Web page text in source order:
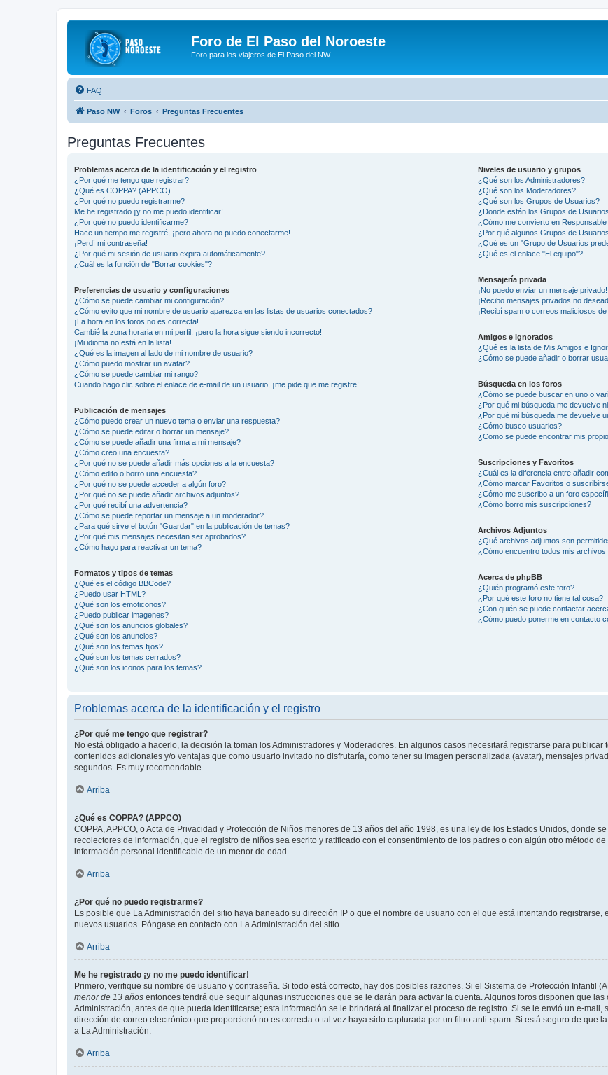
Foro de El Paso del Noroeste
Foro para los viajeros de El Paso del NW
FAQ
Paso NW Foros Preguntas Frecuentes
Preguntas Frecuentes
Problemas acerca de la identificación y el registro
¿Por qué me tengo que registrar?
¿Qué es COPPA? (APPCO)
¿Por qué no puedo registrarme?
Me he registrado ¡y no me puedo identificar!
¿Por qué no puedo identificarme?
Hace un tiempo me registré, ¡pero ahora no puedo conectarme!
¡Perdí mi contraseña!
¿Por qué mi sesión de usuario expira automáticamente?
¿Cuál es la función de "Borrar cookies"?
Preferencias de usuario y configuraciones
¿Cómo se puede cambiar mi configuración?
¿Cómo evito que mi nombre de usuario aparezca en las listas de usuarios conectados?
¡La hora en los foros no es correcta!
Cambié la zona horaria en mi perfil, ¡pero la hora sigue siendo incorrecto!
¡Mi idioma no está en la lista!
¿Qué es la imagen al lado de mi nombre de usuario?
¿Cómo puedo mostrar un avatar?
¿Cómo se puede cambiar mi rango?
Cuando hago clic sobre el enlace de e-mail de un usuario, ¡me pide que me registre!
Publicación de mensajes
¿Cómo puedo crear un nuevo tema o enviar una respuesta?
¿Cómo se puede editar o borrar un mensaje?
¿Cómo se puede añadir una firma a mi mensaje?
¿Cómo creo una encuesta?
¿Por qué no se puede añadir más opciones a la encuesta?
¿Cómo edito o borro una encuesta?
¿Por qué no se puede acceder a algún foro?
¿Por qué no se puede añadir archivos adjuntos?
¿Por qué recibí una advertencia?
¿Cómo se puede reportar un mensaje a un moderador?
¿Para qué sirve el botón "Guardar" en la publicación de temas?
¿Por qué mis mensajes necesitan ser aprobados?
¿Cómo hago para reactivar un tema?
Formatos y tipos de temas
¿Qué es el código BBCode?
¿Puedo usar HTML?
¿Qué son los emoticonos?
¿Puedo publicar imagenes?
¿Qué son los anuncios globales?
¿Qué son los anuncios?
¿Qué son los temas fijos?
¿Qué son los temas cerrados?
¿Qué son los iconos para los temas?
Niveles de usuario y grupos
¿Qué son los Administradores?
¿Qué son los Moderadores?
¿Qué son los Grupos de Usuarios?
¿Donde están los Grupos de
¿Cómo me convierto en
¿Por qué algunos Grupos de
¿Qué es un "Grupo de Usuarios
¿Qué es el enlace "El equipo"?
Mensajería privada
¡No puedo enviar un mensaje privado!
¡Recibo mensajes privados no
¡Recibí spam o correos maliciosos
Amigos e Ignorados
¿Qué es la lista de Mis Amigos e
¿Cómo se puede añadir o borrar
Búsqueda en los foros
¿Cómo se puede buscar en uno o
¿Por qué mi búsqueda me devuelve
¿Por qué mi búsqueda me devuelve
¿Cómo busco usuarios?
¿Como se puede encontrar mis
Suscripciones y Favoritos
¿Cuál es la diferencia entre añadir
¿Cómo marcar Favoritos o
¿Cómo me suscribo a un foro
¿Cómo borro mis suscripciones?
Archivos Adjuntos
¿Qué archivos adjuntos son
¿Cómo encuentro todos mis archivos
Acerca de phpBB
¿Quién programó este foro?
¿Por qué este foro no tiene tal cosa?
¿Con quién se puede contactar
¿Cómo puedo ponerme en contacto
Problemas acerca de la identificación y el registro
¿Por qué me tengo que registrar?
No está obligado a hacerlo, la decisión la toman los Administradores y Moderadores. En algunos casos necesitará registrarse para
contenidos adicionales y/o ventajas que como usuario invitado no disfrutaría, como tener su imagen personalizada (avatar), mensajes
segundos. Es muy recomendable.
Arriba
¿Qué es COPPA? (APPCO)
COPPA, APPCO, o Acta de Privacidad y Protección de Niños menores de 13 años del año 1998, es una ley de los Estados Unidos, donde
recolectores de información, que el registro de niños sea escrito y ratificado con el consentimiento de los padres o con algún otro método
información personal identificable de un menor de edad.
Arriba
¿Por qué no puedo registrarme?
Es posible que La Administración del sitio haya baneado su dirección IP o que el nombre de usuario con el que está intentando
nuevos usuarios. Póngase en contacto con La Administración del sitio.
Arriba
Me he registrado ¡y no me puedo identificar!
Primero, verifique su nombre de usuario y contraseña. Si todo está correcto, hay dos posibles razones. Si el Sistema de Protección Infantil
menor de 13 años entonces tendrá que seguir algunas instrucciones que se le darán para activar la cuenta. Algunos foros disponen que
Administración, antes de que pueda identificarse; esta información se le brindará al finalizar el proceso de registro. Si se le envió un e-
dirección de correo electrónico que proporcionó no es correcta o tal vez haya sido capturada por un filtro anti-spam. Si está seguro de que
a La Administración.
Arriba